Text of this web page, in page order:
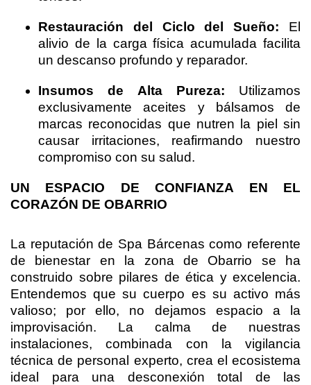
Restauración del Ciclo del Sueño: El
alivio de la carga física acumulada facilita
un descanso profundo y reparador.
Insumos de Alta Pureza: Utilizamos
exclusivamente aceites y bálsamos de
marcas reconocidas que nutren la piel sin
causar irritaciones, reafirmando nuestro
compromiso con su salud.
UN ESPACIO DE CONFIANZA EN EL
CORAZÓN DE OBARRIO
La reputación de Spa Bárcenas como referente
de bienestar en la zona de Obarrio se ha
construido sobre pilares de ética y excelencia.
Entendemos que su cuerpo es su activo más
valioso; por ello, no dejamos espacio a la
improvisación. La calma de nuestras
instalaciones, combinada con la vigilancia
técnica de personal experto, crea el ecosistema
ideal para una desconexión total de las